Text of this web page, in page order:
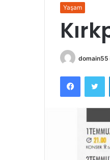
Yaşam
domain55